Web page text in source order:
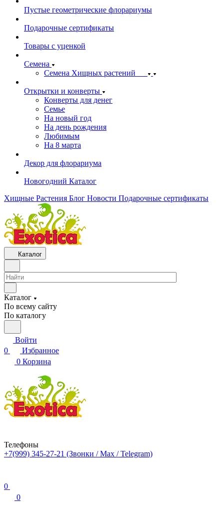
Пустые геометрические флорариумы
Подарочные сертификаты
Товары с уценкой
Семена
Семена Хищных растений
Открытки и конверты
Конверты для денег
Семье
На новый год
На день рождения
Любимым
На 8 марта
Декор для флорариума
Новогодний Каталог
Хищные Растения Блог Новости Подарочные сертификаты
Каталог
Каталог
По всему сайту
По каталогу
Войти
0
Избранное
0 Корзина
Телефоны
+7(999) 345-27-21 (Звонки / Max / Telegram)
0
0